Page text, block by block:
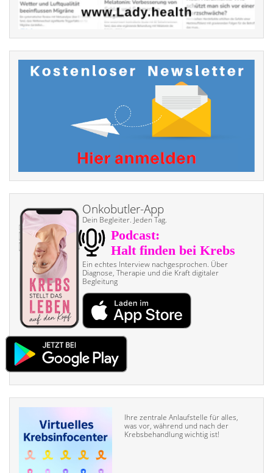
Onkobutler-App
Dein Begleiter. Jeden Tag.
Ein echtes Interview nach­gesprochen. Über
Diagnose, Therapie und die Kraft digitaler
Begleitung
Ihre zentrale Anlaufstelle für alles,
was vor, während und nach der
Krebsbehandlung wichtig ist!